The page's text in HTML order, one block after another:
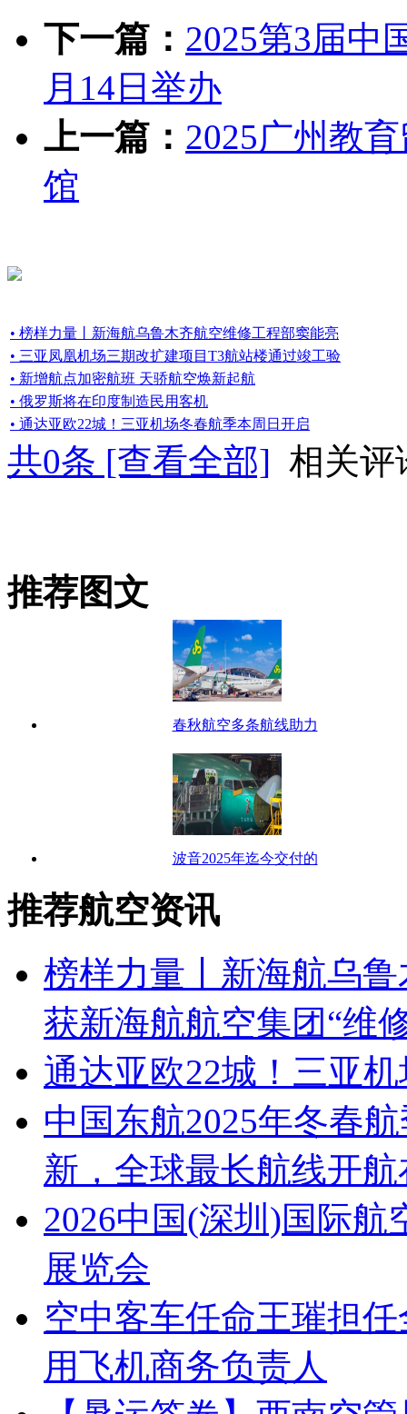
下一篇： 2025第3届中
月14日举办
上一篇： 2025广州教
馆
• 榜样力量丨新海航乌鲁木齐航空维修工程部窦能亮
• 三亚凤凰机场三期改扩建项目T3航站楼通过竣工验
• 新增航点加密航班 天骄航空焕新起航
• 俄罗斯将在印度制造民用客机
• 通达亚欧22城！三亚机场冬春航季本周日开启
共0条 [查看全部] 相关评
推荐图文
春秋航空多条航线助力
波音2025年迄今交付的
推荐航空资讯
榜样力量丨新海航乌
获新海航航空集团“维
通达亚欧22城！三亚
中国东航2025年冬春
新，全球最长航线开航
2026中国(深圳)国际
展览会
空中客车任命王璀担
用飞机商务负责人